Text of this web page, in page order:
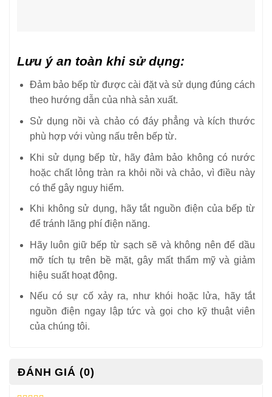
Lưu ý an toàn khi sử dụng:
Đảm bảo bếp từ được cài đặt và sử dụng đúng cách
theo hướng dẫn của nhà sản xuất.
Sử dụng nồi và chảo có đáy phẳng và kích thước
phù hợp với vùng nấu trên bếp từ.
Khi sử dụng bếp từ, hãy đảm bảo không có nước
hoặc chất lỏng tràn ra khỏi nồi và chảo, vì điều này
có thể gây nguy hiểm.
Khi không sử dụng, hãy tắt nguồn điện của bếp từ
để tránh lãng phí điện năng.
Hãy luôn giữ bếp từ sạch sẽ và không nên để dầu
mỡ tích tụ trên bề mặt, gây mất thẩm mỹ và giảm
hiệu suất hoạt động.
Nếu có sự cố xảy ra, như khói hoặc lửa, hãy tắt
nguồn điện ngay lập tức và gọi cho kỹ thuật viên
của chúng tôi.
ĐÁNH GIÁ (0)